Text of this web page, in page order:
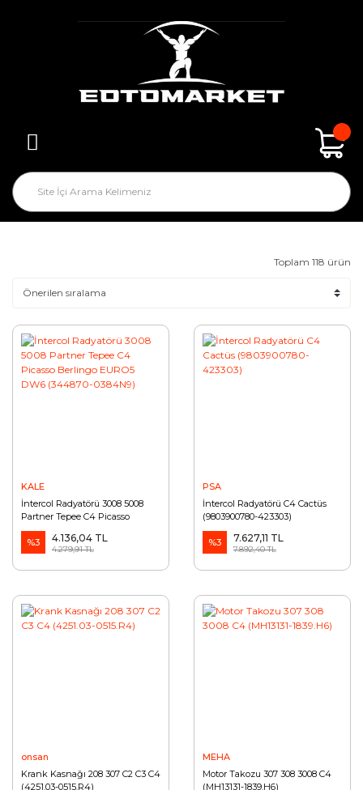
Toplam 118 ürün
KALE
İntercol Radyatörü 3008 5008
Partner Tepee C4 Picasso
Berlingo EURO5 DW6 (344870-
0384N9)
%3 4.136,04 TL
4.279,91 TL
PSA
İntercol Radyatörü C4 Cactüs
(9803900780-423303)
%3 7.627,11 TL
7.892,40 TL
onsan
Krank Kasnağı 208 307 C2 C3 C4
(4251.03-0515.R4)
MEHA
Motor Takozu 307 308 3008 C4
(MH13131-1839.H6)